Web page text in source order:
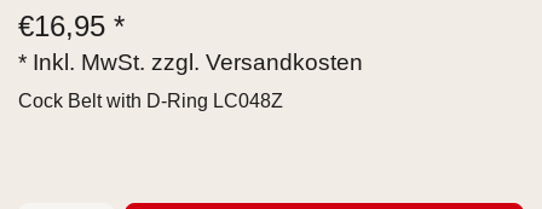
€16,95 *
* Inkl. MwSt. zzgl. Versandkosten
Cock Belt with D-Ring LC048Z